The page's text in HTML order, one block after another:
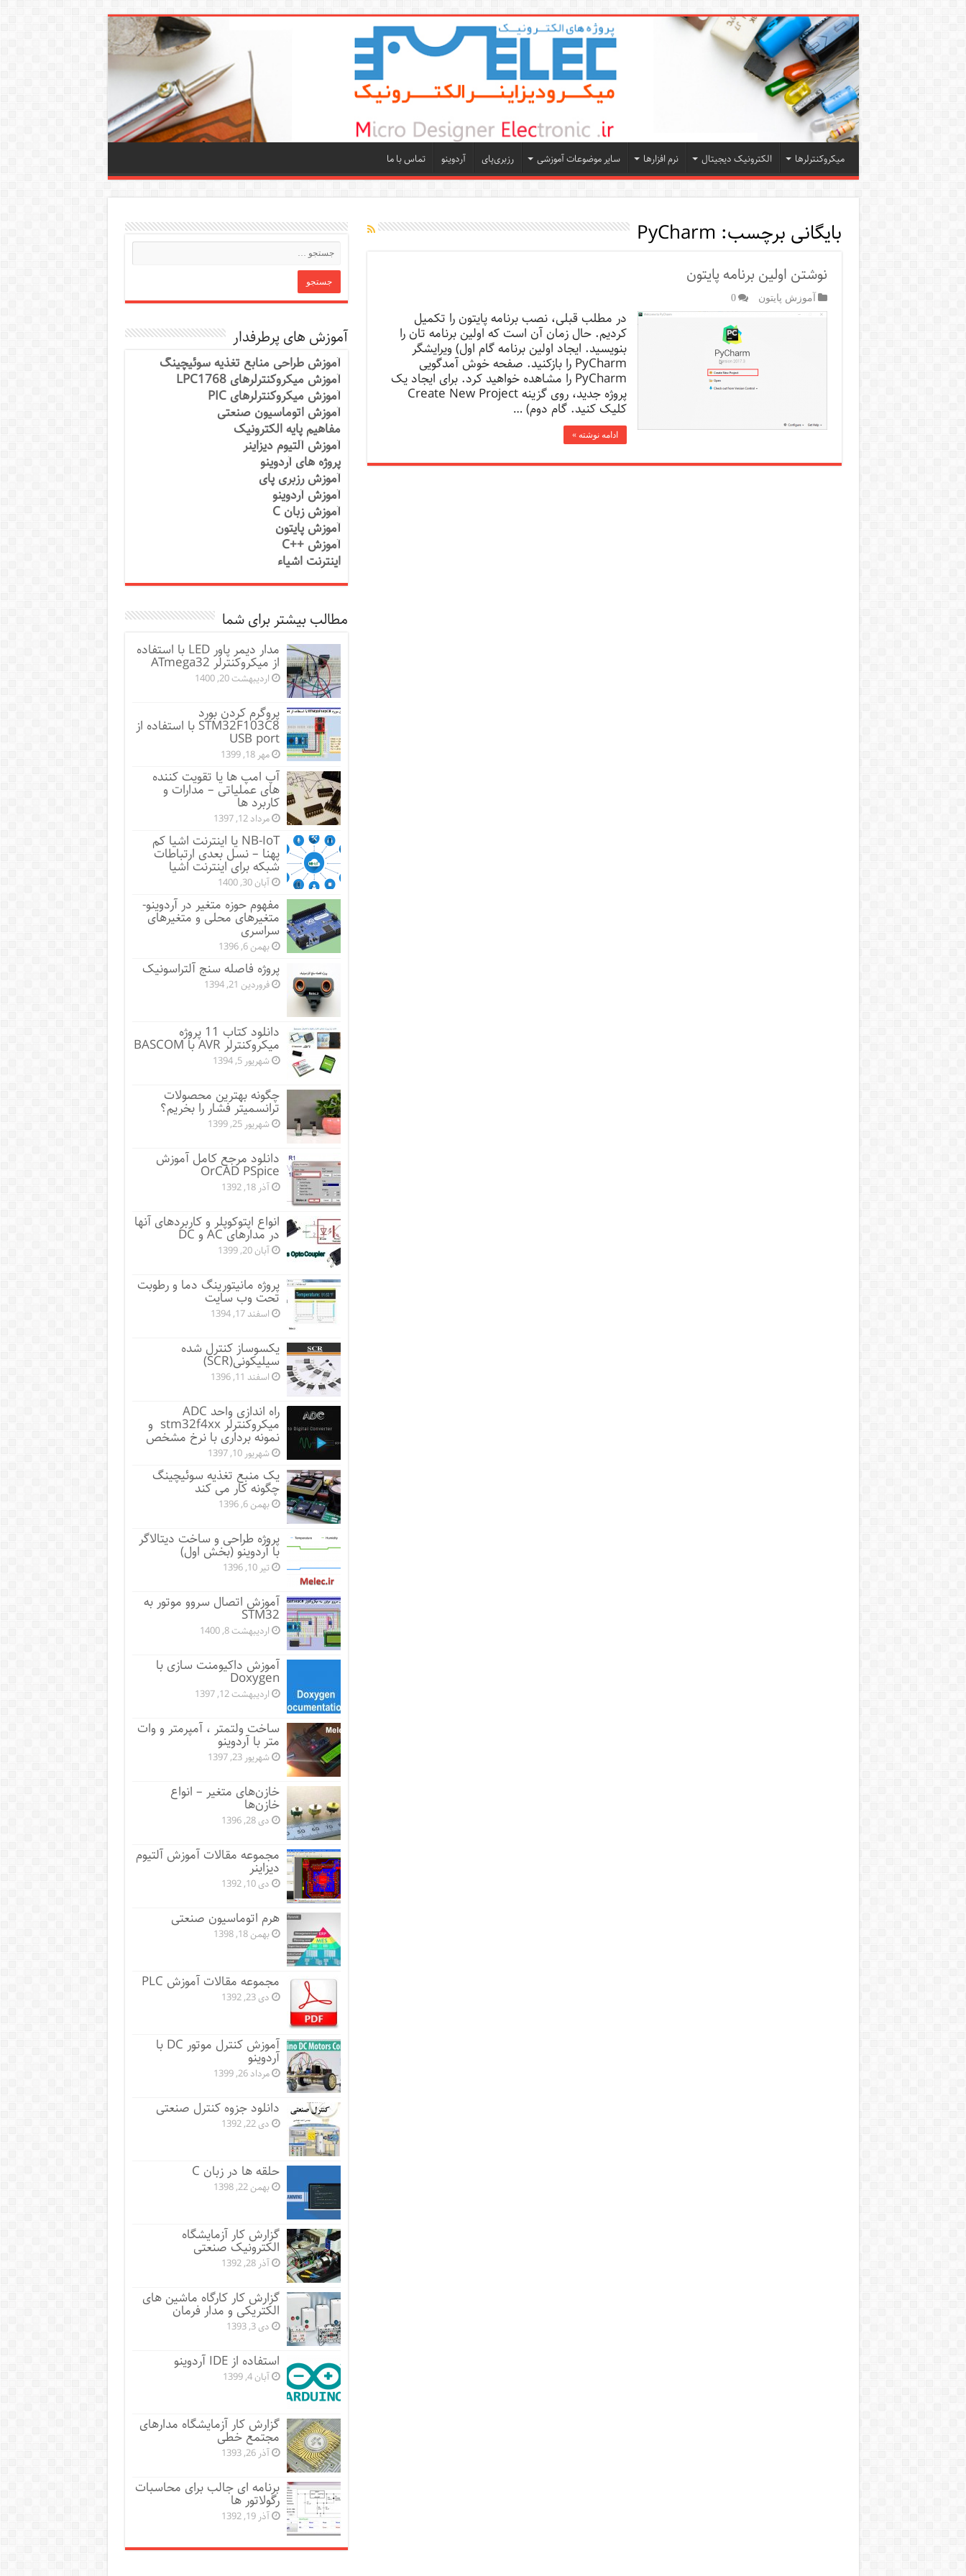
میکروکنترلرها الکترونیک دیجیتال نرم افزارها سایر موضوعات آموزشی رزبری‌پای آردوینو تماس با ما
بایگانی برچسب: PyCharm
نوشتن اولین برنامه پایتون
آموزش پایتون 0
در مطلب قبلی، نصب برنامه پایتون را تکمیل
کردیم. حال زمان آن است که اولین برنامه تان را
بنویسید. ایجاد اولین برنامه گام اول) ویرایشگر
PyCharm را بازکنید. صفحه خوش آمدگویی
PyCharm را مشاهده خواهید کرد. برای ایجاد یک
پروژه جدید، روی گزینه Create New Project
کلیک کنید. گام دوم) …
ادامه نوشته »
آموزش های پرطرفدار
آموزش طراحی منابع تغذیه سوئیچینگ
آموزش میکروکنترلرهای LPC1768
آموزش میکروکنترلرهای PIC
آموزش اتوماسیون صنعتی
مفاهیم پایه الکترونیک
آموزش آلتیوم دیزاینر
پروژه های آردوینو
آموزش رزبری پای
آموزش آردوینو
آموزش زبان C
آموزش پایتون
آموزش ++C
اینترنت اشیاء
مطالب بیشتر برای شما
مدار دیمر پاور LED با استفاده
از میکروکنترلر ATmega32
اردیبهشت 20, 1400
پروگرم کردن بورد
STM32F103C8 با استفاده از
USB port
مهر 18, 1399
آپ امپ ها یا تقویت کننده
های عملیاتی – مدارات و
کاربرد ها
مرداد 12, 1397
NB-IoT یا اینترنت اشیا کم
پهنا – نسل بعدی ارتباطات
شبکه برای اینترنت اشیا
آبان 30, 1400
مفهوم حوزه متغیر در آردوینو-
متغیرهای محلی و متغیرهای
سراسری
بهمن 6, 1396
پروژه فاصله سنج آلتراسونیک
فروردین 21, 1394
دانلود کتاب 11 پروژه
میکروکنترلر AVR با BASCOM
شهریور 5, 1394
چگونه بهترین محصولات
ترانسمیتر فشار را بخریم؟
شهریور 25, 1399
دانلود مرجع کامل آموزش
OrCAD PSpice
آذر 18, 1392
انواع اپتوکوپلر و کاربردهای آنها
در مدارهای AC و DC
آبان 20, 1399
پروژه مانيتورينگ دما و رطوبت
تحت وب سایت
اسفند 17, 1394
یکسوساز کنترل شده
سیلیکونی(SCR)
اسفند 11, 1396
راه اندازی واحد ADC
میکروکنترلر stm32f4xx و
نمونه برداری با نرخ مشخص
شهریور 10, 1397
یک منبع تغذیه سوئیچینگ
چگونه کار می کند
بهمن 6, 1396
پروژه طراحی و ساخت دیتالاگر
با آردوینو (بخش اول)
تیر 10, 1396
آموزش اتصال سروو موتور به
STM32
اردیبهشت 8, 1400
آموزش داکیومنت سازی با
Doxygen
اردیبهشت 12, 1397
ساخت ولتمتر ، آمپرمتر و وات
متر با آردوینو
شهریور 23, 1397
خازن‌های متغیر – انواع
خازن‌ها
دی 28, 1396
مجموعه مقالات آموزش آلتیوم
دیزاینر
دی 10, 1392
هرم اتوماسیون صنعتی
بهمن 18, 1398
مجموعه مقالات آموزش PLC
دی 23, 1392
آموزش کنترل موتور DC با
آردوینو
مرداد 26, 1399
دانلود جزوه کنترل صنعتی
دی 22, 1392
حلقه ها در زبان C
بهمن 22, 1398
گزارش کار آزمایشگاه
الکترونیک صنعتی
آذر 28, 1392
گزارش کار کارگاه ماشین های
الکتریکی و مدار فرمان
دی 3, 1393
استفاده از IDE آردوینو
آبان 4, 1399
گزارش کار آزمایشگاه مدارهای
مجتمع خطی
آذر 26, 1393
برنامه ای جالب برای محاسبات
رگولاتور ها
آذر 19, 1392